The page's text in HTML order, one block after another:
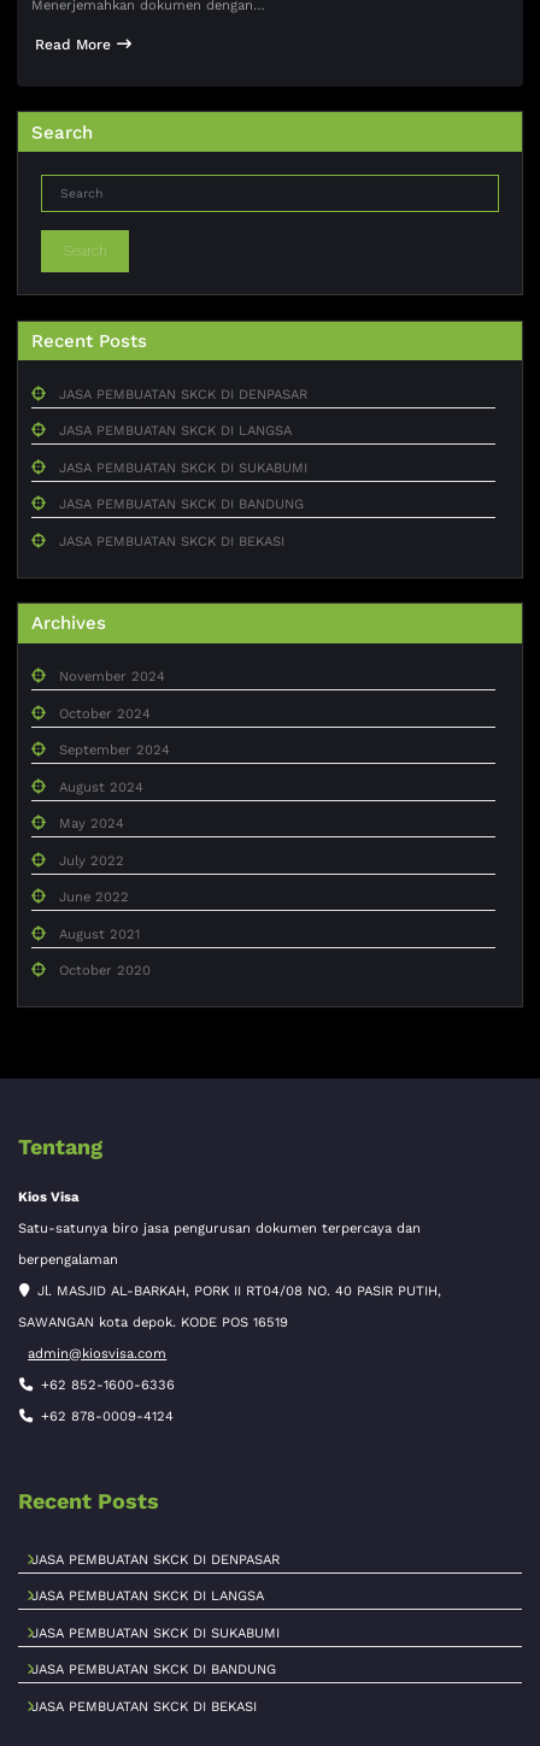
Menerjemahkan dokumen dengan…
Read More
Search
Search
Recent Posts
JASA PEMBUATAN SKCK DI DENPASAR
JASA PEMBUATAN SKCK DI LANGSA
JASA PEMBUATAN SKCK DI SUKABUMI
JASA PEMBUATAN SKCK DI BANDUNG
JASA PEMBUATAN SKCK DI BEKASI
Archives
November 2024
October 2024
September 2024
August 2024
May 2024
July 2022
June 2022
August 2021
October 2020
Tentang
Kios Visa
Satu-satunya biro jasa pengurusan dokumen terpercaya dan
berpengalaman
Jl. MASJID AL-BARKAH, PORK II RT04/08 NO. 40 PASIR PUTIH,
SAWANGAN kota depok. KODE POS 16519
admin@kiosvisa.com
+62 852-1600-6336
+62 878-0009-4124
Recent Posts
JASA PEMBUATAN SKCK DI DENPASAR
JASA PEMBUATAN SKCK DI LANGSA
JASA PEMBUATAN SKCK DI SUKABUMI
JASA PEMBUATAN SKCK DI BANDUNG
JASA PEMBUATAN SKCK DI BEKASI